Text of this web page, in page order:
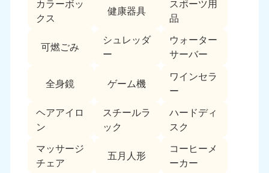
カラーボッ
クス
健康器具
スポーツ用
品
可燃ごみ
シュレッダ
ー
ウォーター
サーバー
全身鏡 ゲーム機
ワインセラ
ー
ヘアアイロ
ン
スチールラ
ック
ハードディ
スク
マッサージ
チェア
五月人形
コーヒーメ
ーカー
北海道・東北
050-1881-5277
9:00〜19:00 年中無休
050-1881-5276
9:00〜19:00 年中無休
岩手県
9:00〜19:00 年中無休 9:00〜19:00 年中無休
050-1881-5273
9:00〜19:00 年中無休
050-1881-5272
9:00〜19:00 年中無休